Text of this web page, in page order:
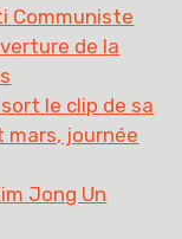
Communiste
de la
le clip de sa
mars, journée
Jong Un